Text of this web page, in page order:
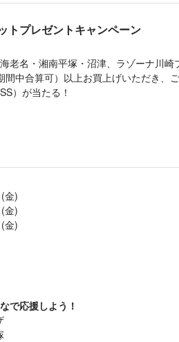
トプレゼントキャンペーン
老名・湘南平塚・沼津、ラゾーナ川
中合算可）以上お買上げいただき、
）が当たる！
金)
金)
金)
で応援しよう！